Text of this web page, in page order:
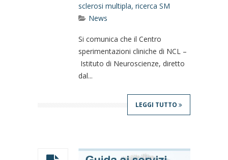
sclerosi multipla, ricerca SM
News
Si comunica che il Centro
sperimentazioni cliniche di NCL –
Istituto di Neuroscienze, diretto
dal...
LEGGI TUTTO